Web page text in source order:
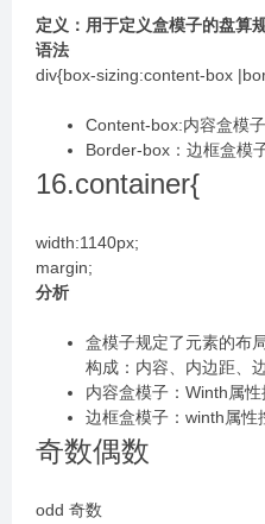
定义：用于定义盒模子的盘算
语法
div{box-sizing:content-box
Content-box:内容盒模
Border-box：边框盒模
16.container{
width:1140px;
margin;
分析
盒模子规定了元素的布
构成：内容、内边距、
内容盒模子：Winth属
边框盒模子：winth属性
奇数偶数
odd 奇数